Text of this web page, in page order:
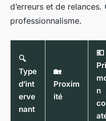
d’erreurs et de relances.
professionnalisme.
🔍
Type
d’int
erve
nant
🏡
Proxim
ité
💶
n